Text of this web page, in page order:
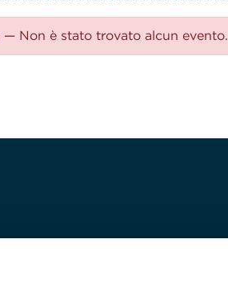
— Non è stato trovato alcun evento.